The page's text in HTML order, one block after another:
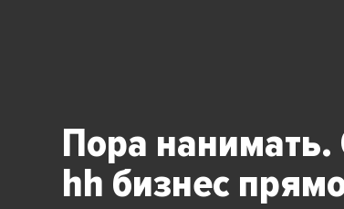
Пора нанимать.
hh бизнес